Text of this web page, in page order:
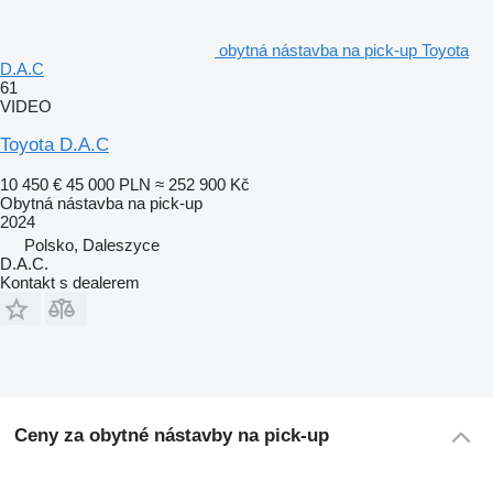
obytná nástavba na pick-up Toyota
D.A.C
61
VIDEO
Toyota D.A.C
10 450 € 45 000 PLN ≈ 252 900 Kč
Obytná nástavba na pick-up
2024
Polsko, Daleszyce
D.A.C.
Kontakt s dealerem
Ceny za obytné nástavby na pick-up